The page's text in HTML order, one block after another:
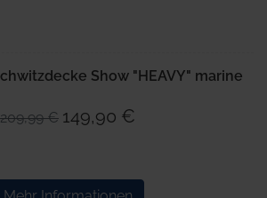
Show "HEAVY" marine
209,99 € 149,90 €